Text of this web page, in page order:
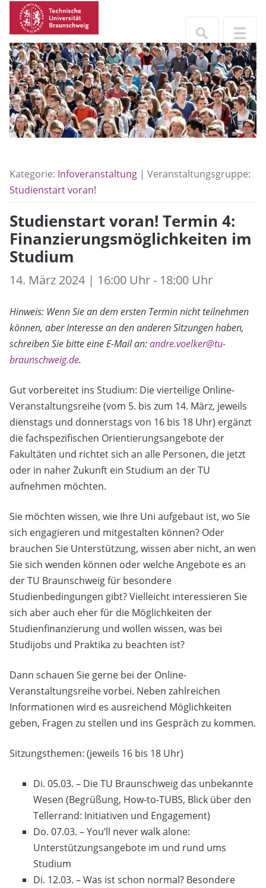
Kategorie: Infoveranstaltung | Veranstaltungsgruppe:
Studienstart voran!
Studienstart voran! Termin 4:
Finanzierungsmöglichkeiten im
Studium
14. März 2024 | 16:00 Uhr - 18:00 Uhr
Hinweis: Wenn Sie an dem ersten Termin nicht teilnehmen
können, aber Interesse an den anderen Sitzungen haben,
schreiben Sie bitte eine E-Mail an:andre.voelker@tu-
braunschweig.de.
Gut vorbereitet ins Studium: Die vierteilige Online-
Veranstaltungsreihe (vom 5. bis zum 14. März, jeweils
dienstags und donnerstags von 16 bis 18 Uhr) ergänzt
die fachspezifischen Orientierungsangebote der
Fakultäten und richtet sich an alle Personen, die jetzt
oder in naher Zukunft ein Studium an der TU
aufnehmen möchten.
Sie möchten wissen, wie Ihre Uni aufgebaut ist, wo Sie
sich engagieren und mitgestalten können? Oder
brauchen Sie Unterstützung, wissen aber nicht, an wen
Sie sich wenden können oder welche Angebote es an
der TU Braunschweig für besondere
Studienbedingungen gibt? Vielleicht interessieren Sie
sich aber auch eher für die Möglichkeiten der
Studienfinanzierung und wollen wissen, was bei
Studijobs und Praktika zu beachten ist?
Dann schauen Sie gerne bei der Online-
Veranstaltungsreihe vorbei. Neben zahlreichen
Informationen wird es ausreichend Möglichkeiten
geben, Fragen zu stellen und ins Gespräch zu kommen.
Sitzungsthemen: (jeweils 16 bis 18 Uhr)
Di. 05.03. – Die TU Braunschweig das unbekannte
Wesen (Begrüßung, How-to-TUBS, Blick über den
Tellerrand: Initiativen und Engagement)
Do. 07.03. – You’ll never walk alone:
Unterstützungsangebote im und rund ums
Studium
Di. 12.03. – Was ist schon normal? Besondere